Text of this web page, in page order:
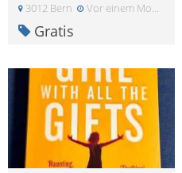
3012 Bern Vor einem Monat
Gratis